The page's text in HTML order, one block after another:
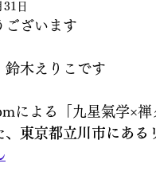
九星氣学
九星 イヤーリーディ
日
ございます
鈴木えりこです
による「九星氣学×
東京都立川市にある